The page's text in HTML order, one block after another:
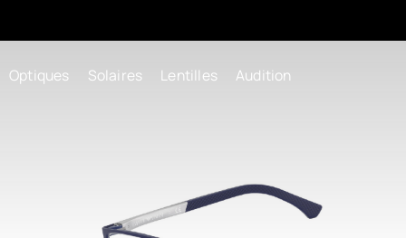
Optiques Solaires Lentilles Audition